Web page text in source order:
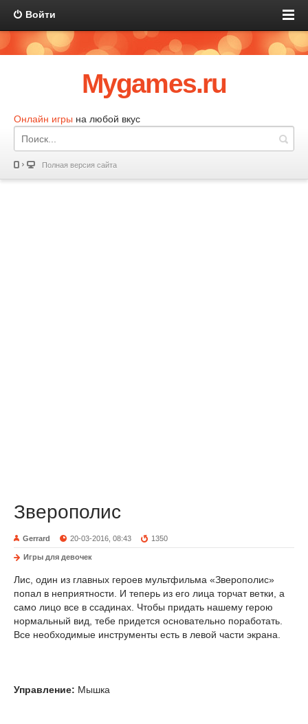
Войти
Mygames.ru
Онлайн игры на любой вкус
Полная версия сайта
Зверополис
Gerrard 20-03-2016, 08:43 1350
Игры для девочек
Лис, один из главных героев мультфильма «Зверополис»
попал в неприятности. И теперь из его лица торчат ветки, а
само лицо все в ссадинах. Чтобы придать нашему герою
нормальный вид, тебе придется основательно поработать.
Все необходимые инструменты есть в левой части экрана.
Управление: Мышка